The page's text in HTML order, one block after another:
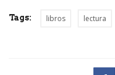
Tags: libros lectura